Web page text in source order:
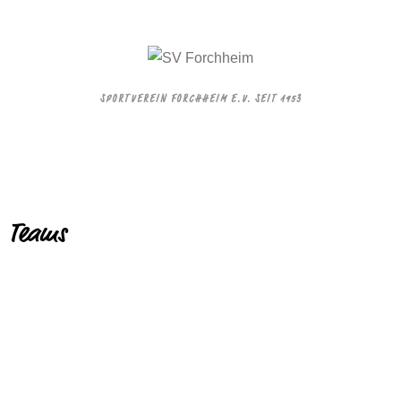
SPORTVEREIN FORCHHEIM E.V. SEIT 1953
Teams